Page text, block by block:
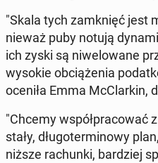
"Skala tych za­mknięć jest
nie­waż puby notują
ich zyski są ni­we­lo­wa­ne
wysokie ob­cią­że­nia
oceniła Emma McC­lar­kin,
"Chcemy współ­pra­co­wać
stały, dłu­go­ter­mi­no­wy
niższe ra­chun­ki, bar­dziej